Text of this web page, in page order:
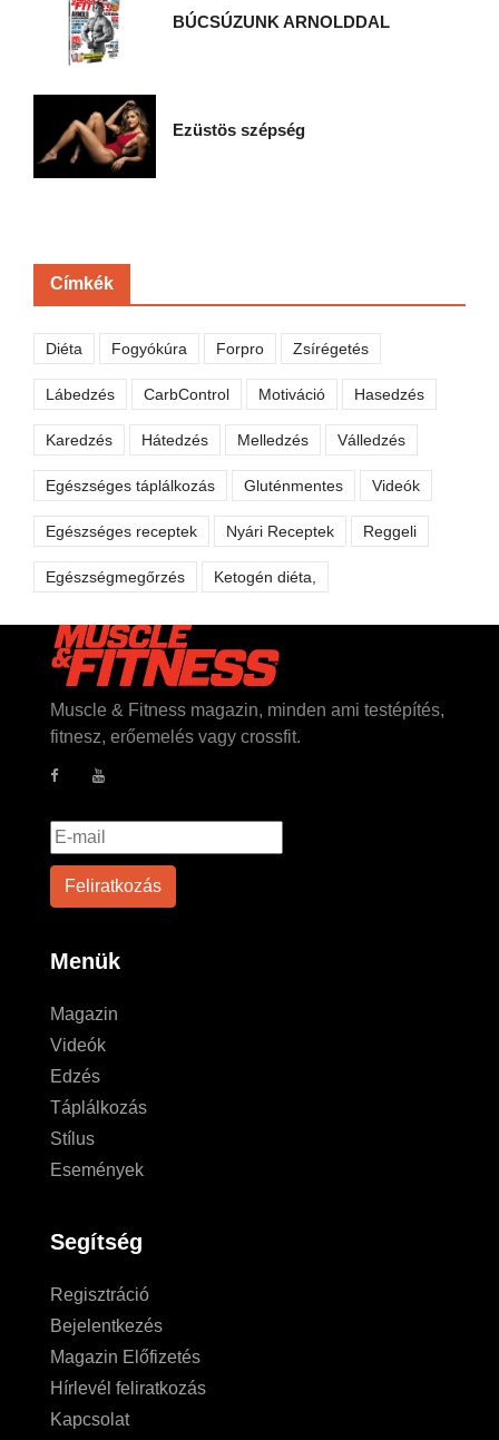
BÚCSÚZUNK ARNOLDDAL
Ezüstös szépség
Címkék
Diéta Fogyókúra Forpro Zsírégetés
Lábedzés CarbControl Motiváció Hasedzés
Karedzés Hátedzés Melledzés Válledzés
Egészséges táplálkozás Gluténmentes Videók
Egészséges receptek Nyári Receptek Reggeli
Egészségmegőrzés Ketogén diéta,
Muscle & Fitness magazin, minden ami testépítés,
fitnesz, erőemelés vagy crossfit.
Menük
Magazin
Videók
Edzés
Táplálkozás
Stílus
Események
Segítség
Regisztráció
Bejelentkezés
Magazin Előfizetés
Hírlevél feliratkozás
Kapcsolat